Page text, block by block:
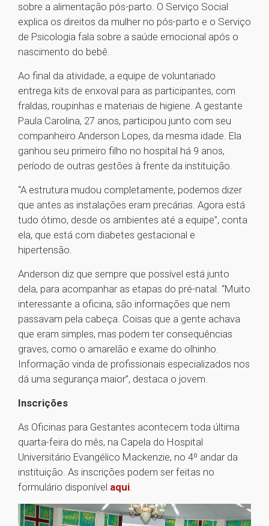
sobre a alimentação pós-parto. O Serviço Social
explica os direitos da mulher no pós-parto e o Serviço
de Psicologia fala sobre a saúde emocional após o
nascimento do bebê.
Ao final da atividade, a equipe de voluntariado
entrega kits de enxoval para as participantes, com
fraldas, roupinhas e materiais de higiene. A gestante
Paula Carolina, 27 anos, participou junto com seu
companheiro Anderson Lopes, da mesma idade. Ela
ganhou seu primeiro filho no hospital há 9 anos,
período de outras gestões à frente da instituição.
“A estrutura mudou completamente, podemos dizer
que antes as instalações eram precárias. Agora está
tudo ótimo, desde os ambientes até a equipe”, conta
ela, que está com diabetes gestacional e
hipertensão.
Anderson diz que sempre que possível está junto
dela, para acompanhar as etapas do pré-natal. “Muito
interessante a oficina, são informações que nem
passavam pela cabeça. Coisas que a gente achava
que eram simples, mas podem ter consequências
graves, como o amarelão e exame do olhinho.
Informação vinda de profissionais especializados nos
dá uma segurança maior”, destaca o jovem.
Inscrições
As Oficinas para Gestantes acontecem toda última
quarta-feira do mês, na Capela do Hospital
Universitário Evangélico Mackenzie, no 4º andar da
instituição. As inscrições podem ser feitas no
formulário disponível aqui.